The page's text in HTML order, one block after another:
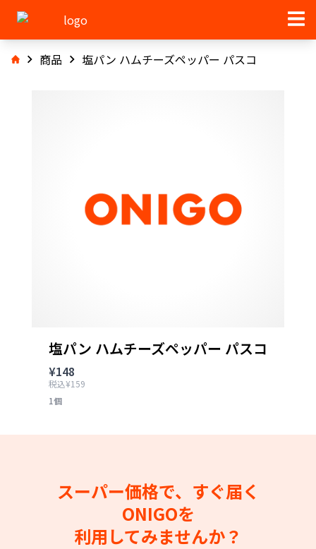
商品 塩パン ハムチーズペッパー パスコ
塩パン ハムチーズペッパー パスコ
¥148
税込¥159
1個
スーパー価格で、すぐ届く
ONIGOを
利用してみませんか？